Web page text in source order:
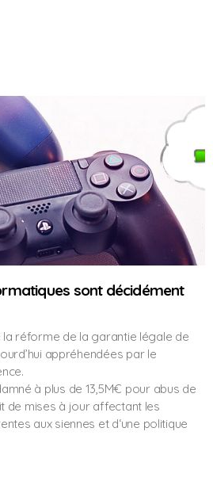
sont décidément
réforme de la garantie légale de
appréhendées par le
à plus de 13,5M€ pour abus de
de mises à jour affectant les
aux siennes et d‘une politique